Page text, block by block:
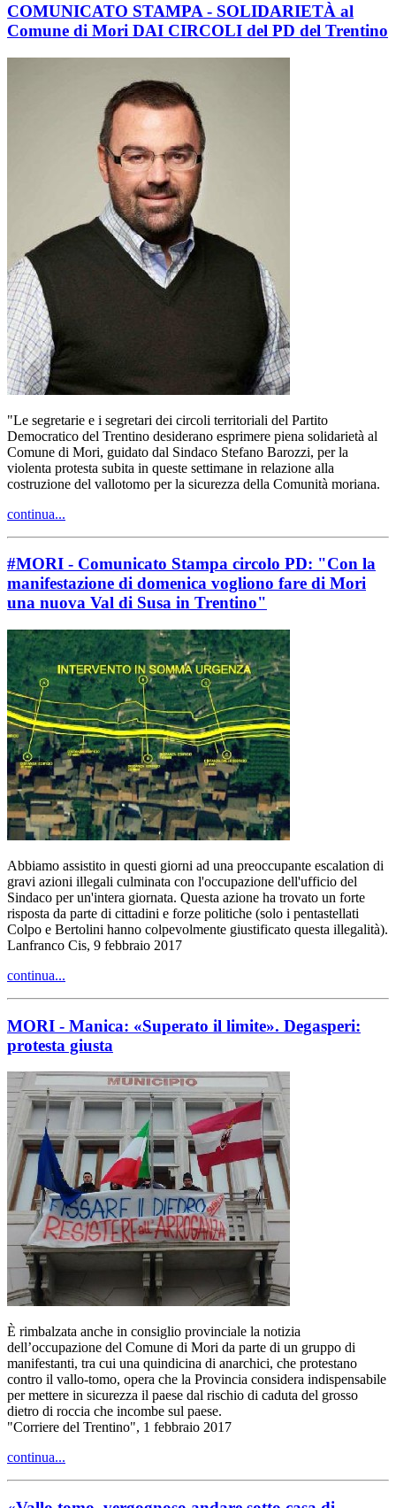
COMUNICATO STAMPA - SOLIDARIETÀ al
Comune di Mori DAI CIRCOLI del PD del Trentino
"Le segretarie e i segretari dei circoli territoriali del Partito
Democratico del Trentino desiderano esprimere piena solidarietà al
Comune di Mori, guidato dal Sindaco Stefano Barozzi, per la
violenta protesta subita in queste settimane in relazione alla
costruzione del vallotomo per la sicurezza della Comunità moriana.
continua...
#MORI - Comunicato Stampa circolo PD: "Con la
manifestazione di domenica vogliono fare di Mori
una nuova Val di Susa in Trentino"
Abbiamo assistito in questi giorni ad una preoccupante escalation di
gravi azioni illegali culminata con l'occupazione dell'ufficio del
Sindaco per un'intera giornata. Questa azione ha trovato un forte
risposta da parte di cittadini e forze politiche (solo i pentastellati
Colpo e Bertolini hanno colpevolmente giustificato questa illegalità).
Lanfranco Cis, 9 febbraio 2017
continua...
MORI - Manica: «Superato il limite». Degasperi:
protesta giusta
È rimbalzata anche in consiglio provinciale la notizia
dell’occupazione del Comune di Mori da parte di un gruppo di
manifestanti, tra cui una quindicina di anarchici, che protestano
contro il vallo-tomo, opera che la Provincia considera indispensabile
per mettere in sicurezza il paese dal rischio di caduta del grosso
dietro di roccia che incombe sul paese.
"Corriere del Trentino", 1 febbraio 2017
continua...